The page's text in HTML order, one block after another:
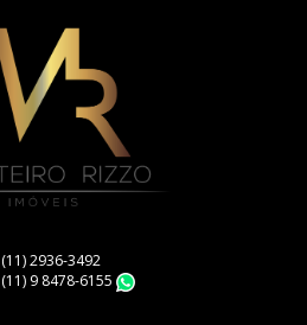
(11) 2936-3492
(11) 9 8478-6155